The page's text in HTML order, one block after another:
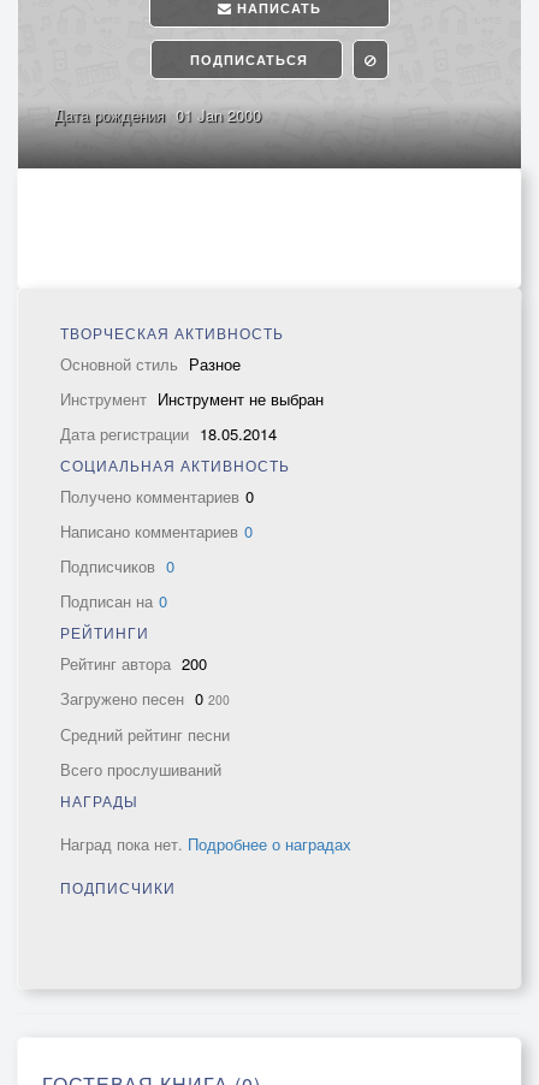
НАПИСАТЬ
ПОДПИСАТЬСЯ
Дата рождения 01 Jan 2000
ТВОРЧЕСКАЯ АКТИВНОСТЬ
Основной стиль Разное
Инструмент Инструмент не выбран
Дата регистрации 18.05.2014
СОЦИАЛЬНАЯ АКТИВНОСТЬ
Получено комментариев 0
Написано комментариев 0
Подписчиков 0
Подписан на 0
РЕЙТИНГИ
Рейтинг автора 200
Загружено песен 0 200
Средний рейтинг песни
Всего прослушиваний
НАГРАДЫ
Наград пока нет. Подробнее о наградах
ПОДПИСЧИКИ